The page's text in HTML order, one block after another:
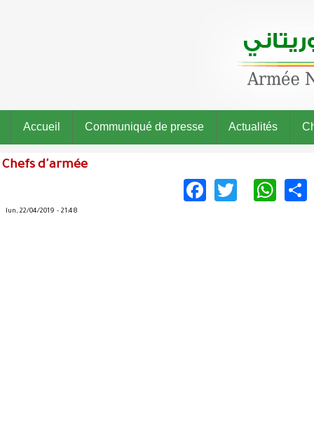
Accueil Communiqué de presse Actualités
Chefs d'armée
Facebook
Twitter
lun, 22/04/2019 - 21:48